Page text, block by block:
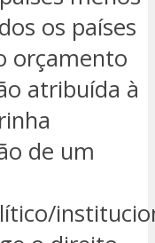
os países
orçamento
atribuída à
de um